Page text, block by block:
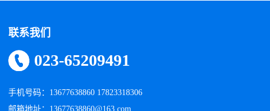
联系我们
023-65209491
手机号码：13677638860 17823318306
邮箱地址：13677638860@163.com